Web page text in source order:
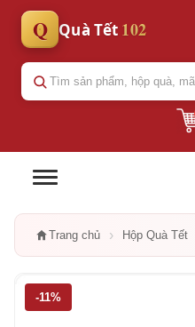
Q Quà Tết 102
Trang chủ › Hộp Quà Tết
-11%